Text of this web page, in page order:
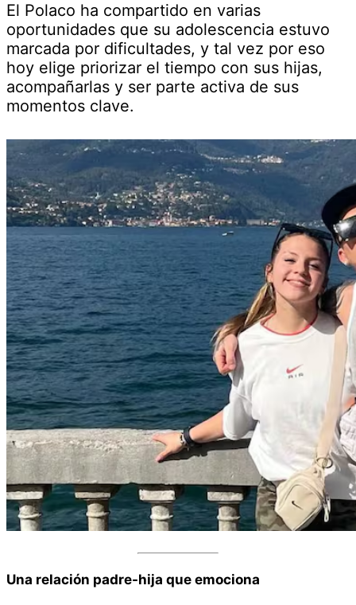
El Polaco ha compartido en varias
oportunidades que su adolescencia estuvo
marcada por dificultades, y tal vez por eso
hoy elige priorizar el tiempo con sus hijas,
acompañarlas y ser parte activa de sus
momentos clave.
Una relación padre-hija que emociona